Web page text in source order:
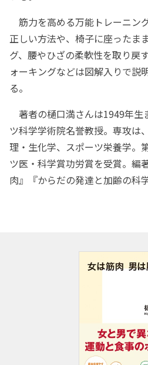
筋力を高める万能トレーニン
正しい方法や、椅子に座ったま
グ、腰やひざの柔軟性を取り戻
ォーキングなどは図解入りで説
る。
著者の樋口満さんは1949年生
ツ科学学術院名誉教授。専攻は
理・生化学、スポーツ栄養学。
ツ医・科学賞功労賞を受賞。編
肉』『からだの発達と加齢の科